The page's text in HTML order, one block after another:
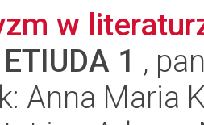
w
ETIUDA 1 ,
Anna Maria